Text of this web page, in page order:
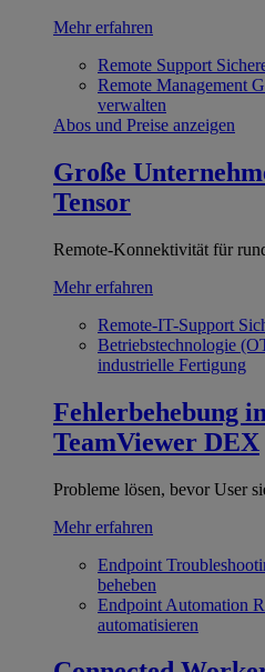
Mehr erfahren
Remote Support
Remote Management
verwalten
Abos und Preise anzeigen
Große
Tensor
Remote-Konnektivität für
Mehr erfahren
Remote-IT-Support
Betriebstechnologie
industrielle Fertigung
Fehlerbehebung
TeamViewer DEX
Probleme lösen, bevor User
Mehr erfahren
Endpoint
beheben
Endpoint Automation
automatisieren